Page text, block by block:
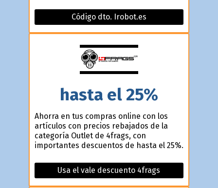
Código dto. Irobot.es
hasta el 25%
Ahorra en tus compras online con los
artículos con precios rebajados de la
categoría Outlet de 4frags, con
importantes descuentos de hasta el 25%.
Usa el vale descuento 4frags